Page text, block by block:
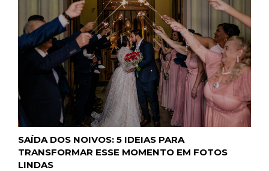
SAÍDA DOS NOIVOS: 5 IDEIAS PARA
TRANSFORMAR ESSE MOMENTO EM FOTOS
LINDAS